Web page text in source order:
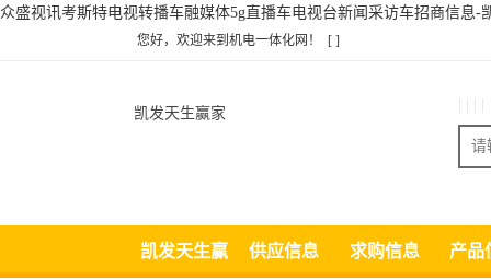
众盛视讯考斯特电视转播车融媒体5g直播车电视台新闻采访车招商信息-
您好，欢迎来到机电一体化网！ [ ]
凯发天生赢家
凯发天生赢 供应信息 求购信息 产品